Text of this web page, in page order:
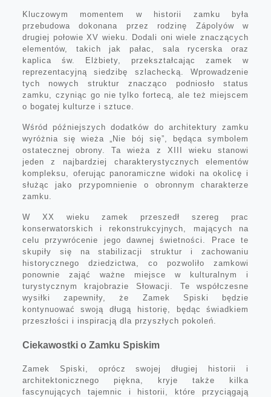
Kluczowym momentem w historii zamku była
przebudowa dokonana przez rodzinę Zápolyów w
drugiej połowie XV wieku. Dodali oni wiele znaczących
elementów, takich jak pałac, sala rycerska oraz
kaplica św. Elżbiety, przekształcając zamek w
reprezentacyjną siedzibę szlachecką. Wprowadzenie
tych nowych struktur znacząco podniosło status
zamku, czyniąc go nie tylko fortecą, ale też miejscem
o bogatej kulturze i sztuce.
Wśród późniejszych dodatków do architektury zamku
wyróżnia się wieża „Nie bój się”, będąca symbolem
ostatecznej obrony. Ta wieża z XIII wieku stanowi
jeden z najbardziej charakterystycznych elementów
kompleksu, oferując panoramiczne widoki na okolicę i
służąc jako przypomnienie o obronnym charakterze
zamku.
W XX wieku zamek przeszedł szereg prac
konserwatorskich i rekonstrukcyjnych, mających na
celu przywrócenie jego dawnej świetności. Prace te
skupiły się na stabilizacji struktur i zachowaniu
historycznego dziedzictwa, co pozwoliło zamkowi
ponownie zająć ważne miejsce w kulturalnym i
turystycznym krajobrazie Słowacji. Te współczesne
wysiłki zapewniły, że Zamek Spiski będzie
kontynuować swoją długą historię, będąc świadkiem
przeszłości i inspiracją dla przyszłych pokoleń.
Ciekawostki o Zamku Spiskim
Zamek Spiski, oprócz swojej długiej historii i
architektonicznego piękna, kryje także kilka
fascynujących tajemnic i historii, które przyciągają